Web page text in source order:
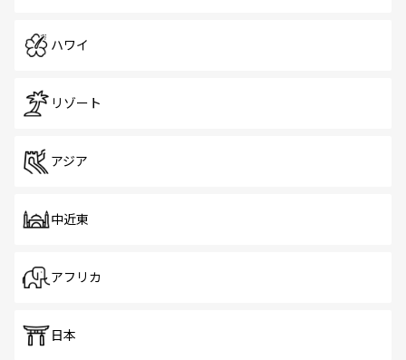
ハワイ
リゾート
アジア
中近東
アフリカ
日本